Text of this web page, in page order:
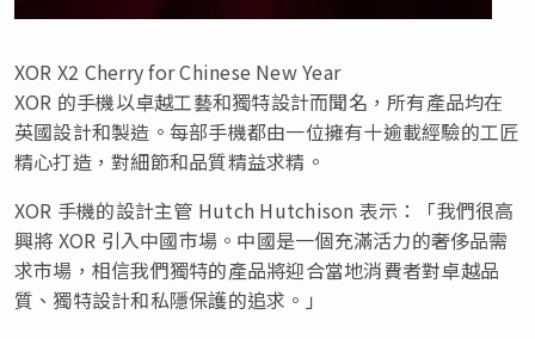
XOR X2 Cherry for Chinese New Year
XOR 的手機以卓越工藝和獨特設計而聞名，所有產品均在
英國設計和製造。每部手機都由一位擁有十逾載經驗的工匠
精心打造，對細節和品質精益求精。
XOR 手機的設計主管 Hutch Hutchison 表示：「我們很高
興將 XOR 引入中國市場。中國是一個充滿活力的奢侈品需
求市場，相信我們獨特的產品將迎合當地消費者對卓越品
質、獨特設計和私隱保護的追求。」